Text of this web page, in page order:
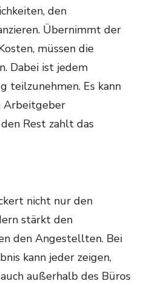
den
Übernimmt der
müssen die
Dabei ist jedem
teilzunehmen. Es kann
Arbeitgeber
Rest zahlt das
nicht nur den
stärkt den
den Angestellten. Bei
kann jeder zeigen,
außerhalb des Büros